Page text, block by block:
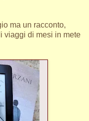
ma un racconto,
viaggi di mesi in mete